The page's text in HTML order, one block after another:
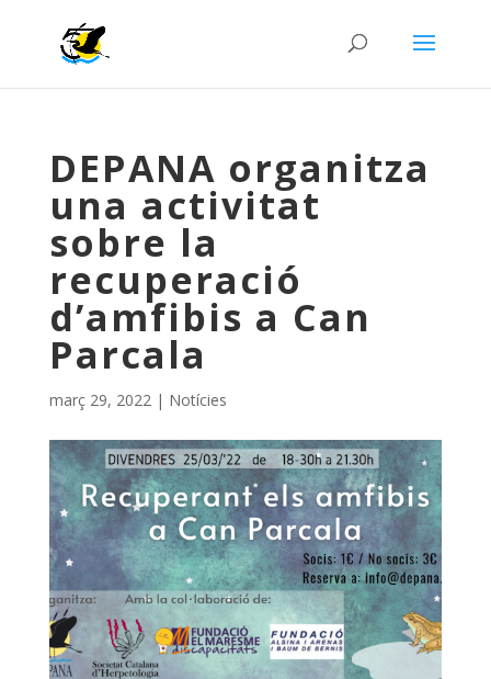
DEPANA organitza
una activitat
sobre la
recuperació
d’amfibis a Can
Parcala
març 29, 2022| Notícies